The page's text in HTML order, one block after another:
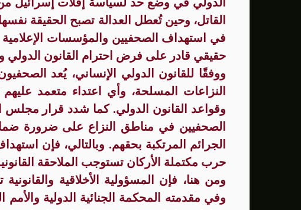
القاتل، وحين تُعطل العدالة تصبح الحقيقة
في استهداف الصحفيين والمؤسسات
حقيقي قادر على فرض احترام القانون الدولي
ووفقًا للقانون الدولي الإنساني، يُعد
النزاعات المسلحة، وأي اعتداء متعمد
الصحفيين في مناطق النزاع على ضرورة
الجرائم المرتكبة بحقهم. وبالتالي، فإن
حرب مكتملة الأركان تستوجب الملاحقة
ومن هنا، فإن المسؤولية الأخلاقية
وفي مقدمته المحكمة الجنائية الدولية